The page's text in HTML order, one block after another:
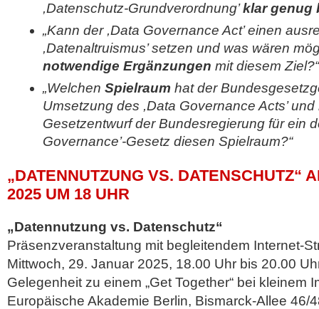
,Datenschutz-Grundverordnung’klar genug
„Kann der ,Data Governance Act’ einen
,Datenaltruismus’ setzen und was wären
notwendige Ergänzungen mit diesem Ziel?“
„Welchen Spielraum hat der
Umsetzung des ,Data Governance Acts’ und
Gesetzentwurf der Bundesregierung für ein
Governance’-Gesetz diesen Spielraum?“
„DATENNUTZUNG VS. DATENSCHUTZ“
2025 UM 18 UHR
„Datennutzung vs. Datenschutz“
Präsenzveranstaltung mit begleitendem Internet-
Mittwoch, 29. Januar 2025, 18.00 Uhr bis 20.00
Gelegenheit zu einem „Get Together“ bei kleinem
Europäische Akademie Berlin, Bismarck-Allee 46/